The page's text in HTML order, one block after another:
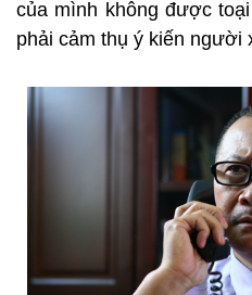
của mình không được
phải cảm thụ ý kiến người